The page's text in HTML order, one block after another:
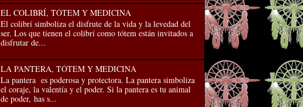
EL COLIBRÍ, TÓTEM Y MEDICINA
El colibrí simboliza el disfrute de la vida y la levedad del
ser. Los que tienen el colibrí como tótem están invitados a
disfrutar de...
LA PANTERA, TÓTEM Y MEDICINA
La pantera es poderosa y protectora. La pantera simboliza
el coraje, la valentía y el poder. Si la pantera es tu animal
de poder, has s...